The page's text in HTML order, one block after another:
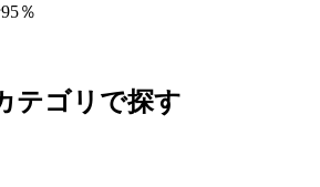
％
テゴリで探す